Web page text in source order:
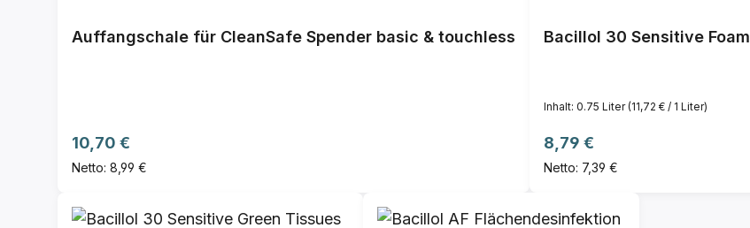
Auffangschale für CleanSafe Spender basic & touchless
Regulärer Preis:
10,70 €
Netto: 8,99 €
Bacillol 30 Sensitive Foam
Inhalt: 0.75 Liter(11,72 € / 1 Liter)
Regulärer Preis:
8,79 €
Netto: 7,39 €